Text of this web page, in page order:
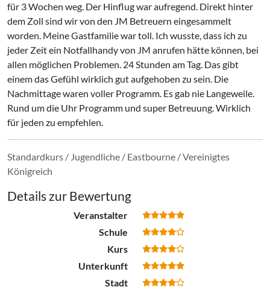
für 3 Wochen weg. Der Hinflug war aufregend. Direkt hinter
dem Zoll sind wir von den JM Betreuern eingesammelt
worden. Meine Gastfamilie war toll. Ich wusste, dass ich zu
jeder Zeit ein Notfallhandy von JM anrufen hätte können, bei
allen möglichen Problemen. 24 Stunden am Tag. Das gibt
einem das Gefühl wirklich gut aufgehoben zu sein. Die
Nachmittage waren voller Programm. Es gab nie Langeweile.
Rund um die Uhr Programm und super Betreuung. Wirklich
für jeden zu empfehlen.
Standardkurs / Jugendliche / Eastbourne / Vereinigtes
Königreich
Details zur Bewertung
Veranstalter
Schule
Kurs
Unterkunft
Stadt